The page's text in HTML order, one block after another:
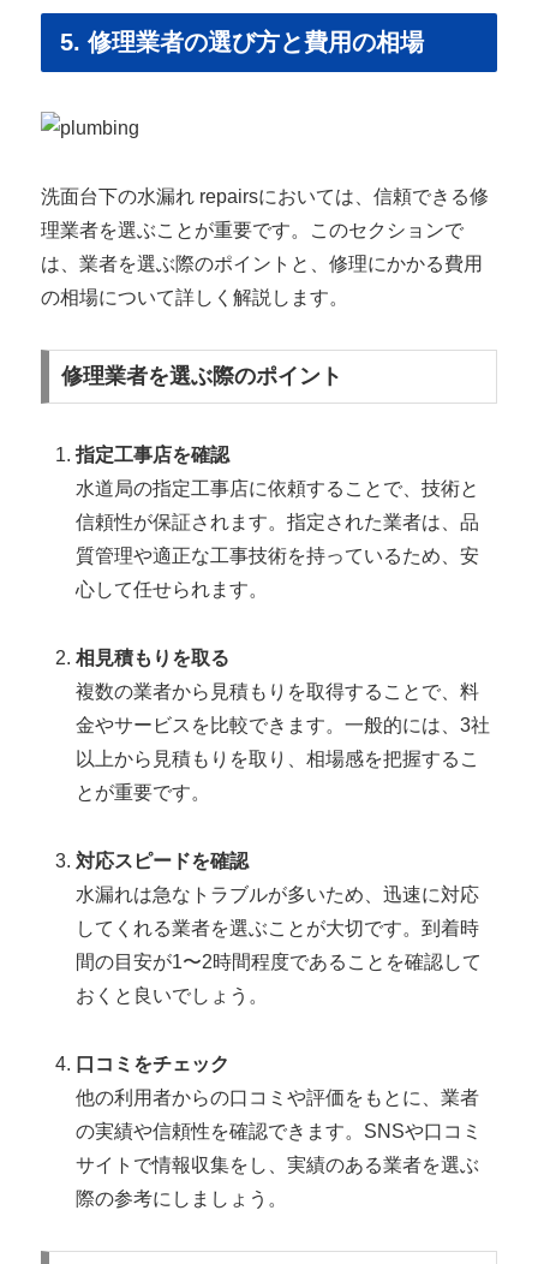
5. 修理業者の選び方と費用の相場
洗面台下の水漏れ repairsにおいては、信頼できる修
理業者を選ぶことが重要です。このセクションで
は、業者を選ぶ際のポイントと、修理にかかる費用
の相場について詳しく解説します。
修理業者を選ぶ際のポイント
指定工事店を確認
水道局の指定工事店に依頼することで、技術と
信頼性が保証されます。指定された業者は、品
質管理や適正な工事技術を持っているため、安
心して任せられます。
相見積もりを取る
複数の業者から見積もりを取得することで、料
金やサービスを比較できます。一般的には、3社
以上から見積もりを取り、相場感を把握するこ
とが重要です。
対応スピードを確認
水漏れは急なトラブルが多いため、迅速に対応
してくれる業者を選ぶことが大切です。到着時
間の目安が1〜2時間程度であることを確認して
おくと良いでしょう。
口コミをチェック
他の利用者からの口コミや評価をもとに、業者
の実績や信頼性を確認できます。SNSや口コミ
サイトで情報収集をし、実績のある業者を選ぶ
際の参考にしましょう。